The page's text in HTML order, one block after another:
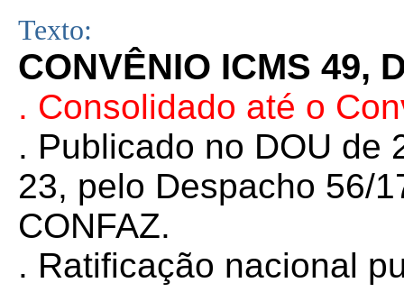
Texto:
CONVÊNIO ICMS 49,
. Consolidado até o
. Publicado no DOU de
23, pelo Despacho 56/
CONFAZ.
. Ratificação nacional